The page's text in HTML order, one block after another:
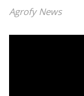
Agrofy News